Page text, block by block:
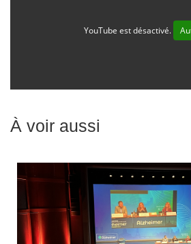
YouTube est désactivé.
À voir aussi